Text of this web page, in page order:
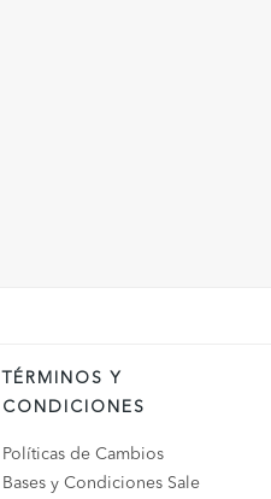
TÉRMINOS Y
CONDICIONES
Políticas de Cambios
Bases y Condiciones Sale